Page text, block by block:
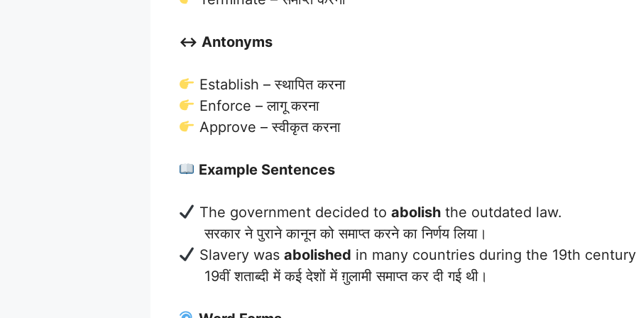
↔️ Antonyms
Establish – स्थापित करना
Enforce – लागू करना
Approve – स्वीकृत करना
Example Sentences
The government decided to abolishthe outdated law.
सरकार ने पुराने कानून को समाप्त करने का निर्णय लिया।
Slavery was abolished in many countries during the 19th
19वीं शताब्दी में कई देशों में ग़ुलामी समाप्त कर दी गई थी।